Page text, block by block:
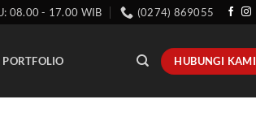
08.00 - 17.00 WIB (0274) 869055
PORTFOLIO HUBUNGI KAMI